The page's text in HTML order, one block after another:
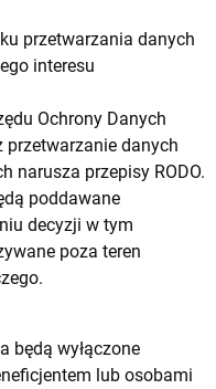
przetwarzania danych
interesu
Ochrony Danych
przetwarzanie danych
narusza przepisy RODO.
poddawane
decyzji w tym
poza teren
będą wyłączone
lub osobami